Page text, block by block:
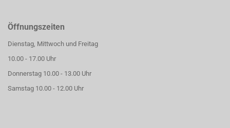
Öffnungszeiten
Dienstag, Mittwoch und Freitag
10.00 - 17.00 Uhr
Donnerstag 10.00 - 13.00 Uhr
Samstag 10.00 - 12.00 Uhr